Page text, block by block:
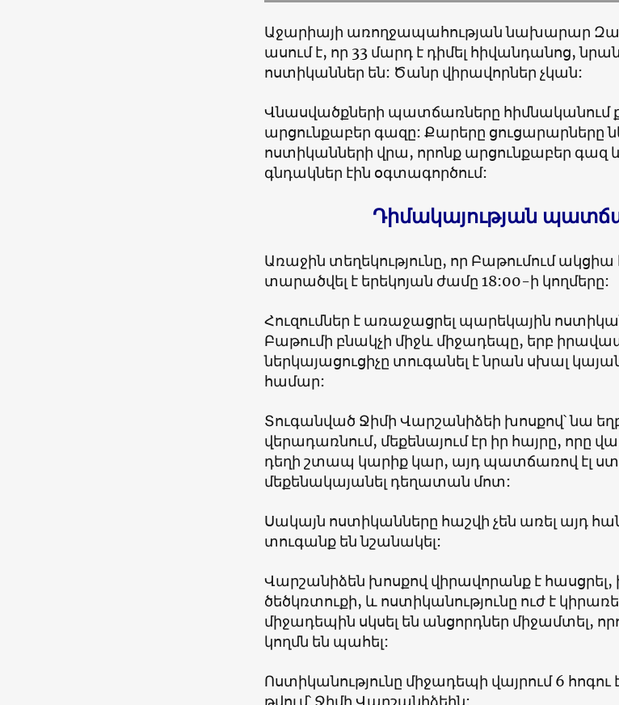
Աջարիայի առողջապահության նախարար
ասում է, որ 33 մարդ է դիմել հիվանդանոց,
ոստիկաններ են: Ծանր վիրավորներ չկան:
Վնասվածքների պատճառները հիմնականում
արցունքաբեր գազը: Քարերը ցուցարարները
ոստիկանների վրա, որոնք արցունքաբեր գազ
գնդակներ էին օգտագործում:
Դիմակայության
Առաջին տեղեկությունը, որ Բաթումում ակցիա
տարածվել է երեկոյան ժամը 18:00-ի կողմերը:
Հուզումներ է առաջացրել պարեկային
Բաթումի բնակչի միջև միջադեպը, երբ
ներկայացուցիչը տուգանել է նրան սխալ
համար:
Տուգանված Ջիմի Վարշանիձեի խոսքով՝ նա
վերադառնում, մեքենայում էր իր հայրը, որը
դեղի շտապ կարիք կար, այդ պատճառով էլ
մեքենակայանել դեղատան մոտ:
Սակայն ոստիկանները հաշվի չեն առել այդ
տուգանք են նշանակել:
Վարշանիձեն խոսքով վիրավորանք է հասցրել,
ծեծկռտուքի, և ոստիկանությունը ուժ է
միջադեպին սկսել են անցորդներ միջամտել,
կողմն են պահել:
Ոստիկանությունը միջադեպի վայրում 6 հոգու